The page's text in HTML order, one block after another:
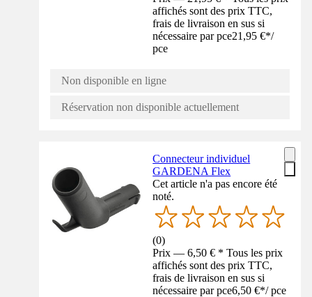
affichés sont des prix TTC,
frais de livraison en sus si
nécessaire par pce21,95 €*/
pce
Non disponible en ligne
Réservation non disponible actuellement
Connecteur individuel
GARDENA Flex
Cet article n'a pas encore été
noté.
(0)
Prix — 6,50 € * Tous les prix
affichés sont des prix TTC,
frais de livraison en sus si
nécessaire par pce6,50 €*/ pce